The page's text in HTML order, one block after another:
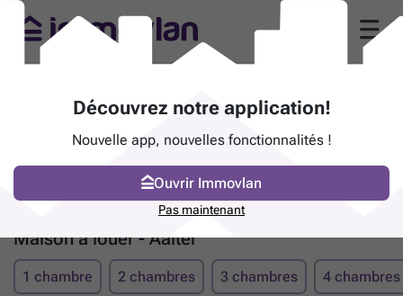
Maison à louer - Aalter
1 chambre 2 chambres 3 chambres 4 chambres
Découvrez notre application!
Nouvelle app, nouvelles fonctionnalités !
Ouvrir Immovlan
Pas maintenant